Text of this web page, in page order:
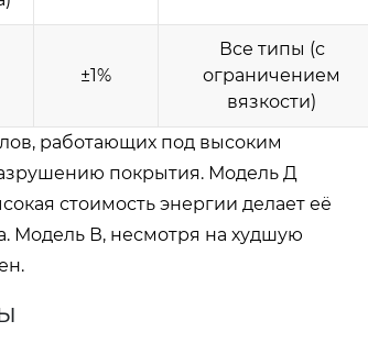
±1%
Все типы (с
ограничением
вязкости)
работающих под высоким
покрытия. Модель Д
стоимость энергии делает её
Модель В, несмотря на худшую